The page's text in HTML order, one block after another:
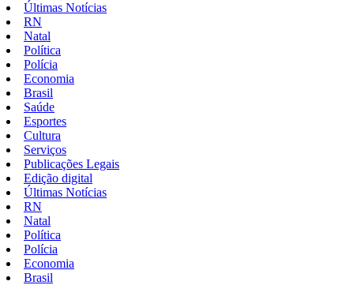
Últimas Notícias
RN
Natal
Política
Polícia
Economia
Brasil
Saúde
Esportes
Cultura
Serviços
Publicações Legais
Edição digital
Últimas Notícias
RN
Natal
Política
Polícia
Economia
Brasil